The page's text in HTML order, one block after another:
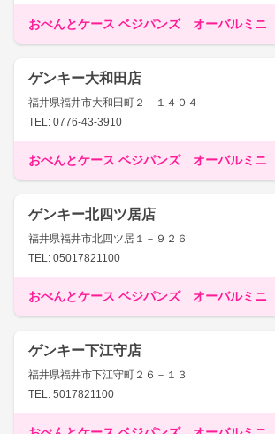
おべんとケース ベジパンズ オーバルミニ
ゲンキー大和田店
福井県福井市大和田町２－１４０４
TEL: 0776-43-3910
おべんとケース ベジパンズ オーバルミニ
ゲンキー北四ツ居店
福井県福井市北四ツ居１－９２６
TEL: 05017821100
おべんとケース ベジパンズ オーバルミニ
ゲンキー下江守店
福井県福井市下江守町２６－１３
TEL: 5017821100